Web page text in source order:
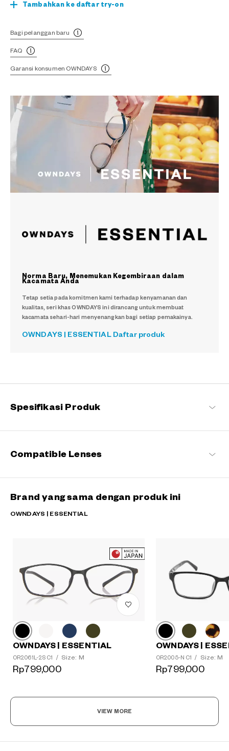
Tambahkan ke daftar try-on
Bagi pelanggan baru
FAQ
Garansi konsumen OWNDAYS
Norma Baru, Menemukan Kegembiraan dalam
Kacamata Anda
Tetap setia pada komitmen kami terhadap kenyamanan dan
kualitas, seri khas OWNDAYS ini dirancang untuk membuat
kacamata sehari-hari menyenangkan bagi setiap pemakainya.
OWNDAYS | ESSENTIAL Daftar produk
Spesifikasi Produk
Compatible Lenses
Brand yang sama dengan produk ini
OWNDAYS | ESSENTIAL
OWNDAYS | ESSENTIAL
OR2061L-2S C1 / Size: M
Rp799,000
OWNDAYS |
OR2005-N C1 / Size: M
Rp799,000
VIEW MORE